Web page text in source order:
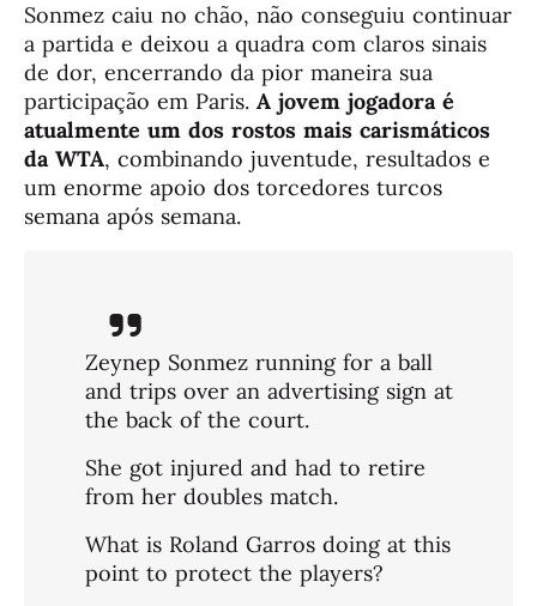
Sonmez caiu no chão, não conseguiu continuar
a partida e deixou a quadra com claros sinais
de dor, encerrando da pior maneira sua
participação em Paris. A jovem jogadora é
atualmente um dos rostos mais carismáticos
da WTA, combinando juventude, resultados e
um enorme apoio dos torcedores turcos
semana após semana.
Zeynep Sonmez running for a ball
and trips over an advertising sign at
the back of the court.
She got injured and had to retire
from her doubles match.
What is Roland Garros doing at this
point to protect the players?